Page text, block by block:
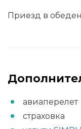
Приезд в
авиаперелет
страховка